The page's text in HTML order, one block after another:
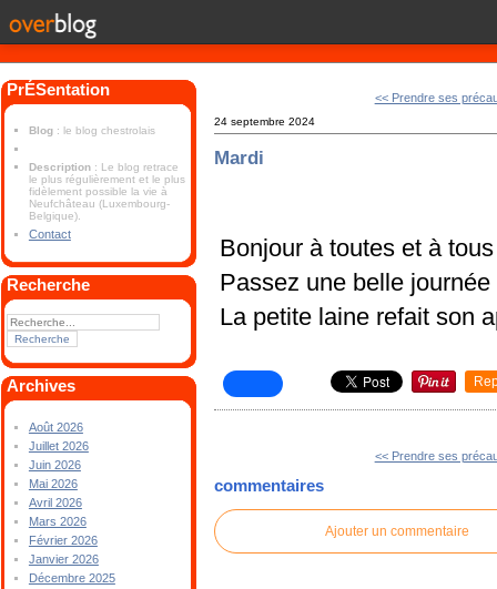
PrÉSentation
Blog : le blog chestrolais
Description : Le blog retrace
le plus régulièrement et le plus
fidèlement possible la vie à
Neufchâteau (Luxembourg-
Belgique).
Contact
Recherche
Archives
Août 2026
Juillet 2026
Juin 2026
Mai 2026
Avril 2026
Mars 2026
Février 2026
Janvier 2026
Décembre 2025
<< Prendre ses
24 septembre 2024
Mardi
Bonjour à toutes et à tous
Passez une belle
La petite laine refait son
<< Prendre ses
commentaires
Ajouter un commentaire